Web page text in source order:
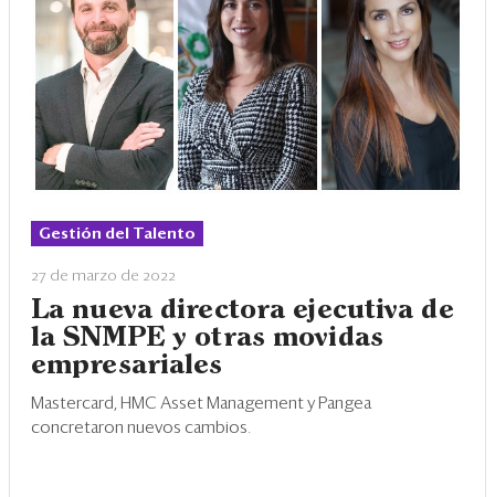
Gestión del Talento
27 de marzo de 2022
La nueva directora ejecutiva de
la SNMPE y otras movidas
empresariales
Mastercard, HMC Asset Management y Pangea
concretaron nuevos cambios.